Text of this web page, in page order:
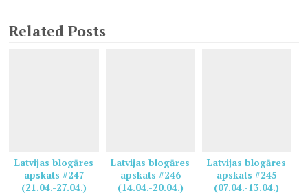
Related Posts
Latvijas blogāres
apskats #247
(21.04.-27.04.)
Latvijas blogāres
apskats #246
(14.04.-20.04.)
Latvijas blogāres
apskats #245
(07.04.-13.04.)